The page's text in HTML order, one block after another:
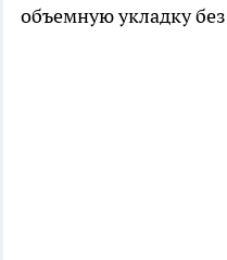
объемную укладку